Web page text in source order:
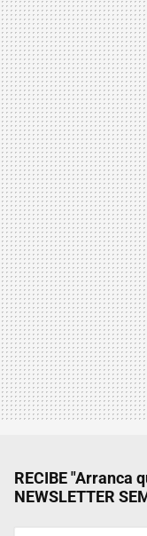
RECIBE "Arranca
NEWSLETTER